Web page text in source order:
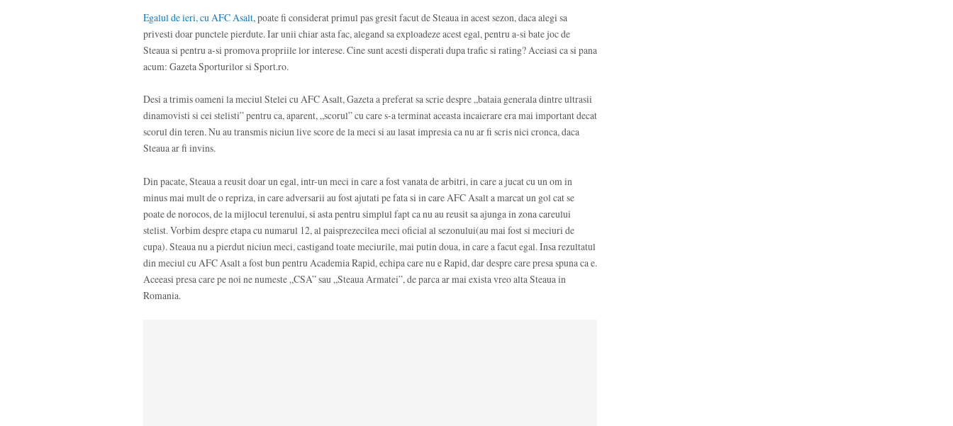
Egalul de ieri, cu AFC Asalt, poate fi considerat primul pas gresit facut de Steaua in acest sezon, daca alegi sa
privesti doar punctele pierdute. Iar unii chiar asta fac, alegand sa exploadeze acest egal, pentru a-si bate joc de
Steaua si pentru a-si promova propriile lor interese. Cine sunt acesti disperati dupa trafic si rating? Aceiasi ca si pana
acum: Gazeta Sporturilor si Sport.ro.
Desi a trimis oameni la meciul Stelei cu AFC Asalt, Gazeta a preferat sa scrie despre „bataia generala dintre ultrasii
dinamovisti si cei stelisti” pentru ca, aparent, „scorul” cu care s-a terminat aceasta incaierare era mai important decat
scorul din teren. Nu au transmis niciun live score de la meci si au lasat impresia ca nu ar fi scris nici cronca, daca
Steaua ar fi invins.
Din pacate, Steaua a reusit doar un egal, intr-un meci in care a fost vanata de arbitri, in care a jucat cu un om in
minus mai mult de o repriza, in care adversarii au fost ajutati pe fata si in care AFC Asalt a marcat un gol cat se
poate de norocos, de la mijlocul terenului, si asta pentru simplul fapt ca nu au reusit sa ajunga in zona careului
stelist. Vorbim despre etapa cu numarul 12, al paisprezecilea meci oficial al sezonului(au mai fost si meciuri de
cupa). Steaua nu a pierdut niciun meci, castigand toate meciurile, mai putin doua, in care a facut egal. Insa rezultatul
din meciul cu AFC Asalt a fost bun pentru Academia Rapid, echipa care nu e Rapid, dar despre care presa spuna ca e.
Aceeasi presa care pe noi ne numeste „CSA” sau „Steaua Armatei”, de parca ar mai exista vreo alta Steaua in
Romania.